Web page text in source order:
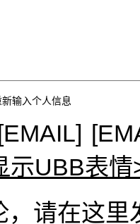
输入个人信息
示UBB表情
请在这里